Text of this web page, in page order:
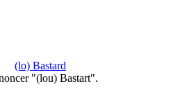
(lo) Bastard
"(lou) Bastart".